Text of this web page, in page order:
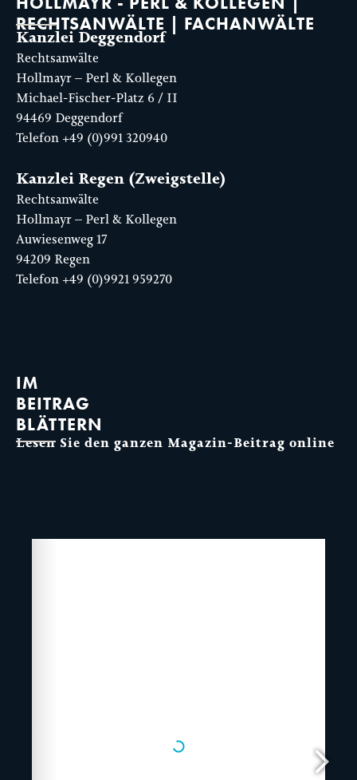
RECHTSANWÄLTE | FACHANWÄLTE
Kanzlei Deggendorf
Rechtsanwälte
Hollmayr – Perl & Kollegen
Michael-Fischer-Platz 6 / II
94469 Deggendorf
Telefon +49 (0)991 320940
Kanzlei Regen (Zweigstelle)
Rechtsanwälte
Hollmayr – Perl & Kollegen
Auwiesenweg 17
94209 Regen
Telefon +49 (0)9921 959270
IM
BEITRAG
BLÄTTERN
Lesen Sie den ganzen Magazin-Beitrag online